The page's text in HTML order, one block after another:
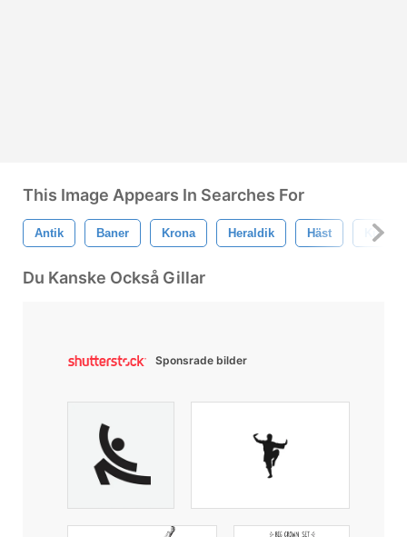
This Image Appears In Searches For
Antik Baner Krona Heraldik Häst Kung
Du Kanske Också Gillar
Sponsrade bilder